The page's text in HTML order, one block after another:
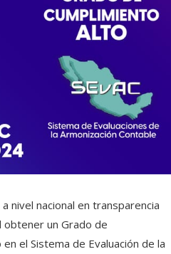
nivel nacional en transparencia
obtener un Grado de
el Sistema de Evaluación de la